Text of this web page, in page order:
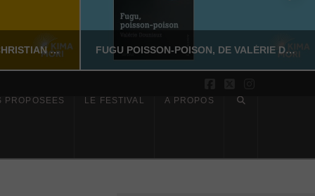
SUR LES PAS DE DAZAI, DE CHRISTIAN MERLHIOT FUGU POISSON-POISON, DE VALÉRIE DOUNIAUX
Facebook
X
PROPOSÉES LE FESTIVAL À PROPOS